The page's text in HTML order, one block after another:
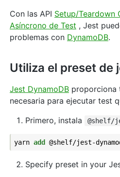
Con las API Setup/Teardown
Asíncrono de Test , Jest
problemas con DynamoDB.
Utiliza el preset de
Jest DynamoDB proporciona
necesaria para ejecutar test
Primero, instala
@shelf/
yarn add @shelf/jest-
Specify preset in your